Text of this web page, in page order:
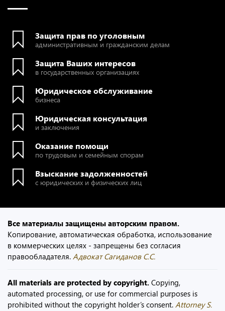
Защита прав по уголовным
административным и гражданским делам
Защита Ваших интересов
в государственных организациях
Юридическое обслуживание
бизнеса
Юридическая консультация
и заключения
Оказание помощи
по трудовым и семейным спорам
Взыскание задолженностей
с юридических и физических лиц
Все материалы защищены авторским правом.
Копирование, автоматическая обработка, использование
в коммерческих целях - запрещены без согласия
правообладателя. Адвокат Сагиданов С.С.
All materials are protected by copyright. Copying,
automated processing, or use for commercial purposes is
prohibited without the copyright holder’s consent. Attorney S.